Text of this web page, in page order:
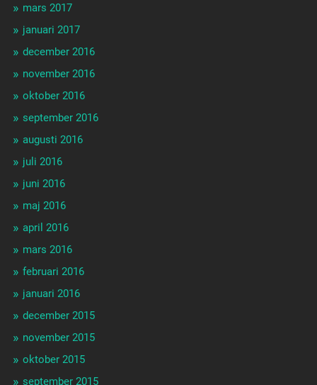
mars 2017
januari 2017
december 2016
november 2016
oktober 2016
september 2016
augusti 2016
juli 2016
juni 2016
maj 2016
april 2016
mars 2016
februari 2016
januari 2016
december 2015
november 2015
oktober 2015
september 2015